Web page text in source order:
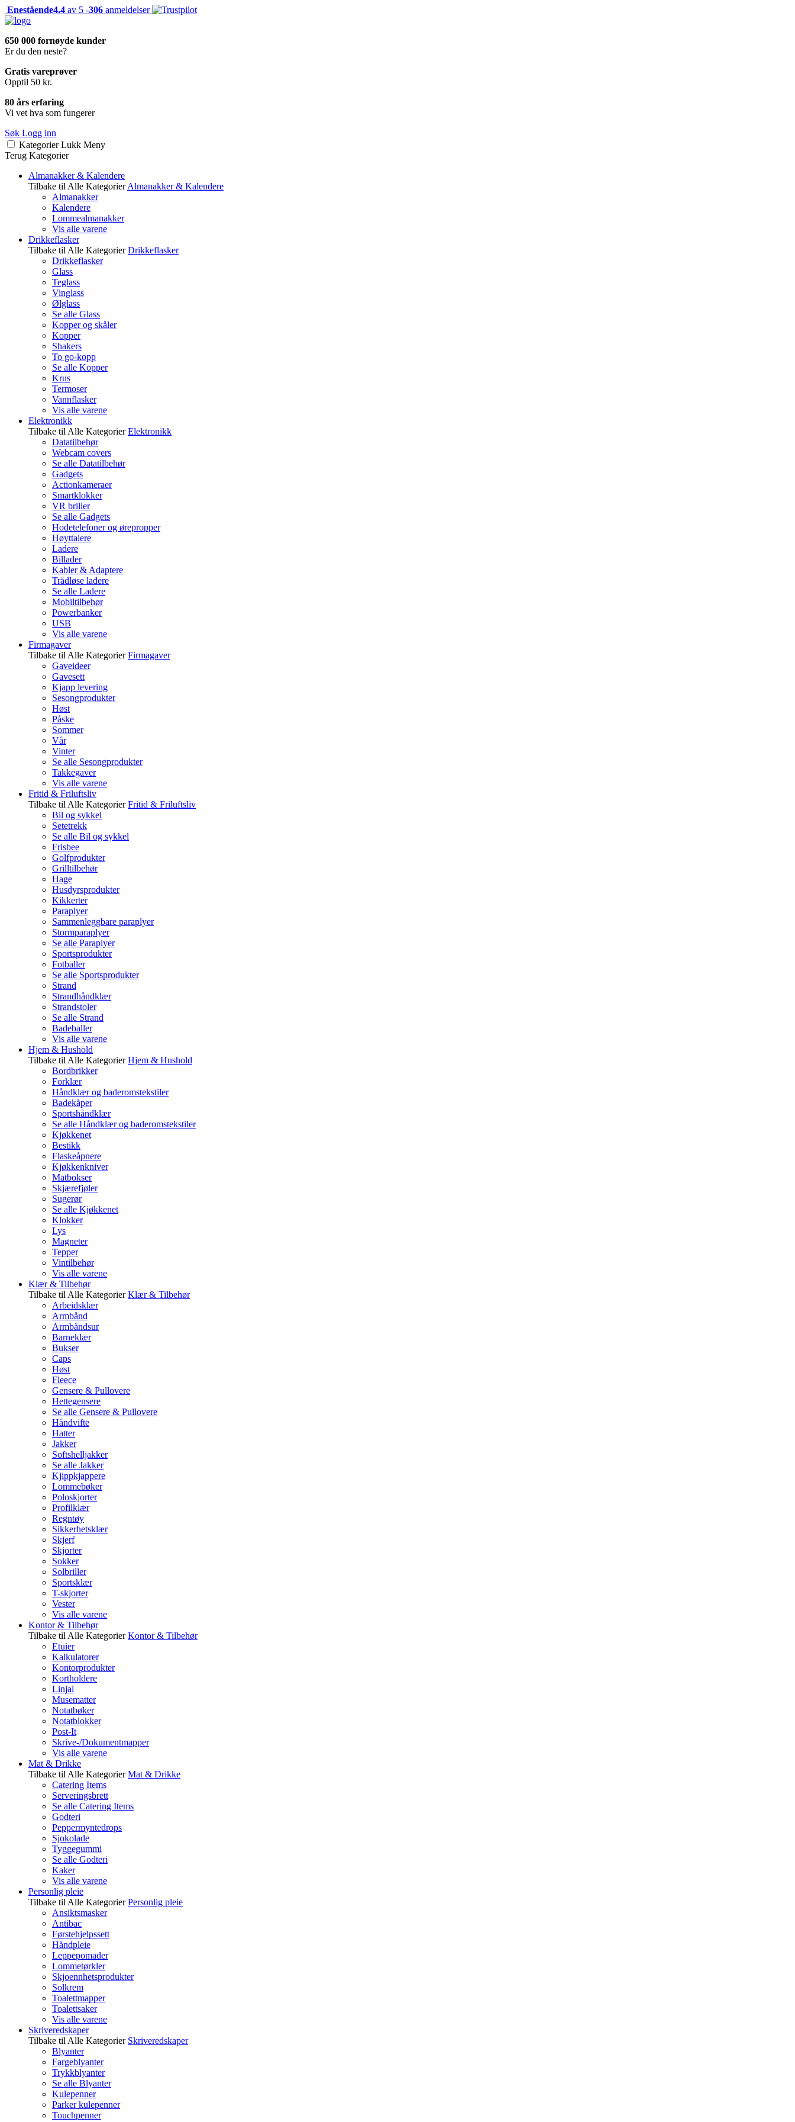
Enestående4.4 av 5 -306 anmeldelser
650 000 fornøyde kunder
Er du den neste?
Gratis vareprøver
Opptil 50 kr.
80 års erfaring
Vi vet hva som fungerer
Søk Logg inn
Kategorier Lukk Meny
Terug Kategorier
Almanakker & Kalendere
Tilbake til Alle Kategorier Almanakker & Kalendere
Almanakker
Kalendere
Lommealmanakker
Vis alle varene
Drikkeflasker
Tilbake til Alle Kategorier Drikkeflasker
Drikkeflasker
Glass
Teglass
Vinglass
Ølglass
Se alle Glass
Kopper og skåler
Kopper
Shakers
To go-kopp
Se alle Kopper
Krus
Termoser
Vannflasker
Vis alle varene
Elektronikk
Tilbake til Alle Kategorier Elektronikk
Datatilbehør
Webcam covers
Se alle Datatilbehør
Gadgets
Actionkameraer
Smartklokker
VR briller
Se alle Gadgets
Hodetelefoner og ørepropper
Høyttalere
Ladere
Billader
Kabler & Adaptere
Trådløse ladere
Se alle Ladere
Mobiltilbehør
Powerbanker
USB
Vis alle varene
Firmagaver
Tilbake til Alle Kategorier Firmagaver
Gaveideer
Gavesett
Kjapp levering
Sesongprodukter
Høst
Påske
Sommer
Vår
Vinter
Se alle Sesongprodukter
Takkegaver
Vis alle varene
Fritid & Friluftsliv
Tilbake til Alle Kategorier Fritid & Friluftsliv
Bil og sykkel
Setetrekk
Se alle Bil og sykkel
Frisbee
Golfprodukter
Grilltilbehør
Hage
Husdyrsprodukter
Kikkerter
Paraplyer
Sammenleggbare paraplyer
Stormparaplyer
Se alle Paraplyer
Sportsprodukter
Fotballer
Se alle Sportsprodukter
Strand
Strandhåndklær
Strandstoler
Se alle Strand
Badeballer
Vis alle varene
Hjem & Hushold
Tilbake til Alle Kategorier Hjem & Hushold
Bordbrikker
Forklær
Håndklær og baderomstekstiler
Badekåper
Sportshåndklær
Se alle Håndklær og baderomstekstiler
Kjøkkenet
Bestikk
Flaskeåpnere
Kjøkkenkniver
Matbokser
Skjærefjøler
Sugerør
Se alle Kjøkkenet
Klokker
Lys
Magneter
Tepper
Vintilbehør
Vis alle varene
Klær & Tilbehør
Tilbake til Alle Kategorier Klær & Tilbehør
Arbeidsklær
Armbånd
Armbåndsur
Barneklær
Bukser
Caps
Høst
Fleece
Gensere & Pullovere
Hettegensere
Se alle Gensere & Pullovere
Håndvifte
Hatter
Jakker
Softshelljakker
Se alle Jakker
Kjippkjappere
Lommebøker
Poloskjorter
Profilklær
Regntøy
Sikkerhetsklær
Skjerf
Skjorter
Sokker
Solbriller
Sportsklær
T-skjorter
Vester
Vis alle varene
Kontor & Tilbehør
Tilbake til Alle Kategorier Kontor & Tilbehør
Etuier
Kalkulatorer
Kontorprodukter
Kortholdere
Linjal
Musematter
Notatbøker
Notatblokker
Post-It
Skrive-/Dokumentmapper
Vis alle varene
Mat & Drikke
Tilbake til Alle Kategorier Mat & Drikke
Catering Items
Serveringsbrett
Se alle Catering Items
Godteri
Peppermyntedrops
Sjokolade
Tyggegummi
Se alle Godteri
Kaker
Vis alle varene
Personlig pleie
Tilbake til Alle Kategorier Personlig pleie
Ansiktsmasker
Antibac
Førstehjelpssett
Håndpleie
Leppepomader
Lommetørkler
Skjoennhetsprodukter
Solkrem
Toalettmapper
Toalettsaker
Vis alle varene
Skriveredskaper
Tilbake til Alle Kategorier Skriveredskaper
Blyanter
Fargeblyanter
Trykkblyanter
Se alle Blyanter
Kulepenner
Parker kulepenner
Touchpenner